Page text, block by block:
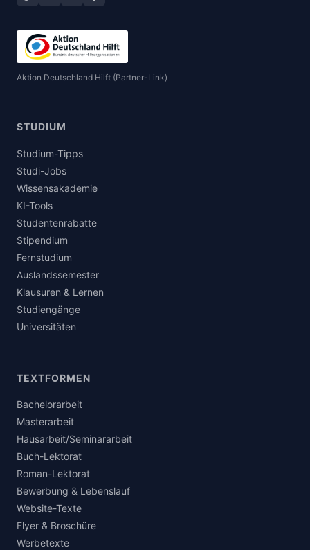
TikTokYouTube
LinkedInFacebook teilen
Aktion Deutschland Hilft (Partner-Link)
STUDIUM
Studium-Tipps
Studi-Jobs
Wissensakademie
KI-Tools
Studentenrabatte
Stipendium
Fernstudium
Auslandssemester
Klausuren & Lernen
Studiengänge
Universitäten
TEXTFORMEN
Bachelorarbeit
Masterarbeit
Hausarbeit/Seminararbeit
Buch-Lektorat
Roman-Lektorat
Bewerbung & Lebenslauf
Website-Texte
Flyer & Broschüre
Werbetexte